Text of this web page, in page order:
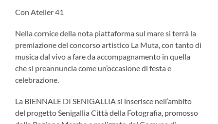
Con Atelier 41
Nella cornice della nota piattaforma sul mare si terrà la
premiazione del concorso artistico La Muta, con tanto di
musica dal vivo a fare da accompagnamento in quella
che si preannuncia come un’occasione di festa e
celebrazione.
La BIENNALE DI SENIGALLIA si inserisce nell’ambito
del progetto Senigallia Città della Fotografia, promosso